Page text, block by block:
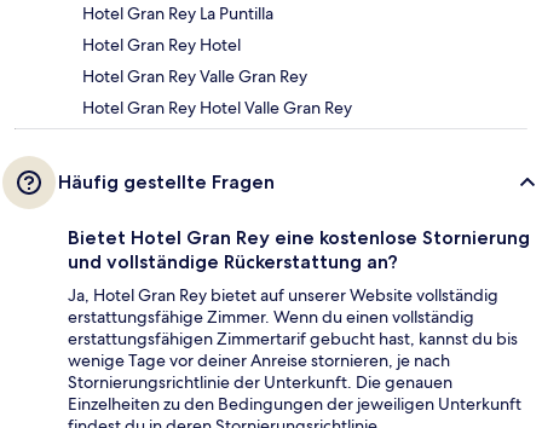
Hotel Gran Rey La Puntilla
Hotel Gran Rey Hotel
Hotel Gran Rey Valle Gran Rey
Hotel Gran Rey Hotel Valle Gran Rey
Häufig gestellte Fragen
Bietet Hotel Gran Rey eine kostenlose Stornierung
und vollständige Rückerstattung an?
Ja, Hotel Gran Rey bietet auf unserer Website vollständig
erstattungsfähige Zimmer. Wenn du einen vollständig
erstattungsfähigen Zimmertarif gebucht hast, kannst du bis
wenige Tage vor deiner Anreise stornieren, je nach
Stornierungsrichtlinie der Unterkunft. Die genauen
Einzelheiten zu den Bedingungen der jeweiligen Unterkunft